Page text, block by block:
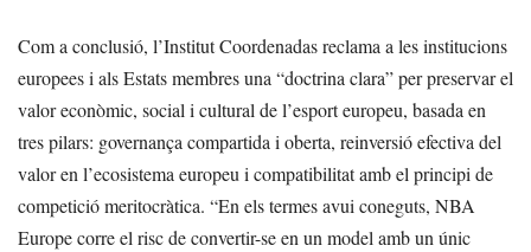
Com a conclusió, l’Institut Coordenadas reclama a les institucions
europees i als Estats membres una “doctrina clara” per preservar el
valor econòmic, social i cultural de l’esport europeu, basada en
tres pilars: governança compartida i oberta, reinversió efectiva del
valor en l’ecosistema europeu i compatibilitat amb el principi de
competició meritocràtica. “En els termes avui coneguts, NBA
Europe corre el risc de convertir-se en un model amb un únic